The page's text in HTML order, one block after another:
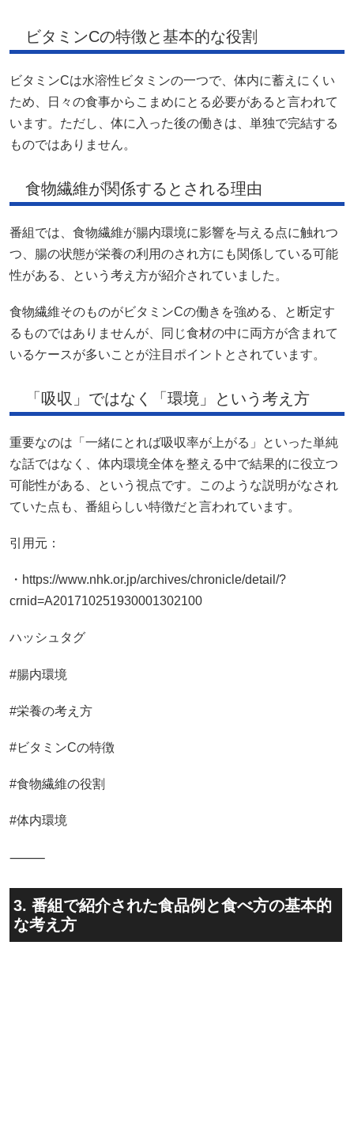
ビタミンCの特徴と基本的な役割
ビタミンCは水溶性ビタミンの一つで、体内に蓄えにくい
ため、日々の食事からこまめにとる必要があると言われて
います。ただし、体に入った後の働きは、単独で完結する
ものではありません。
食物繊維が関係するとされる理由
番組では、食物繊維が腸内環境に影響を与える点に触れつ
つ、腸の状態が栄養の利用のされ方にも関係している可能
性がある、という考え方が紹介されていました。
食物繊維そのものがビタミンCの働きを強める、と断定す
るものではありませんが、同じ食材の中に両方が含まれて
いるケースが多いことが注目ポイントとされています。
「吸収」ではなく「環境」という考え方
重要なのは「一緒にとれば吸収率が上がる」といった単純
な話ではなく、体内環境全体を整える中で結果的に役立つ
可能性がある、という視点です。このような説明がなされ
ていた点も、番組らしい特徴だと言われています。
引用元：
・https://www.nhk.or.jp/archives/chronicle/detail/?
crnid=A201710251930001302100
ハッシュタグ
#腸内環境
#栄養の考え方
#ビタミンCの特徴
#食物繊維の役割
#体内環境
⸻
3. 番組で紹介された食品例と食べ方の基本的
な考え方